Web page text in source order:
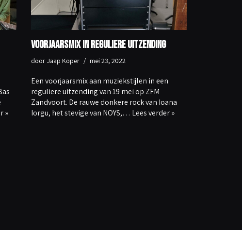
»
Voorjaarsmix in reguliere uitzending
door Jaap Koper mei 23, 2022
Een voorjaarsmix aan muziekstijlen in een
reguliere uitzending van 19 mei op ZFM
Zandvoort. De rauwe donkere rock van Ioana
Iorgu, het stevige van NOYS,… Lees verder »